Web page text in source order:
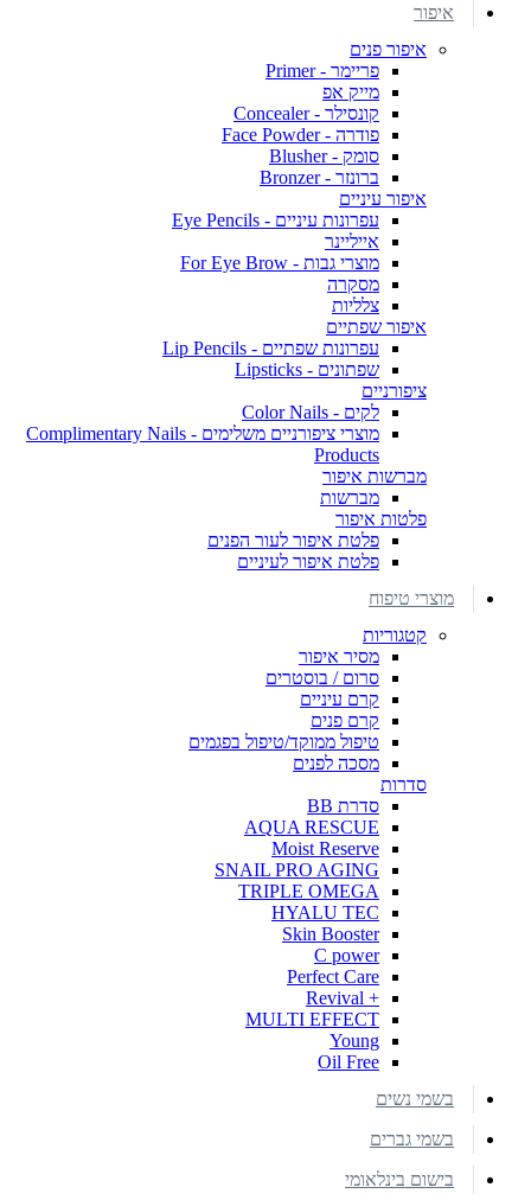
איפור
איפור פנים
פריימר - Primer
מייק אפ
קונסילר - Concealer
פודרה - Face Powder
סומק - Blusher
ברונזר - Bronzer
איפור עיניים
עפרונות עיניים - Eye Pencils
אייליינר
מוצרי גבות - For Eye Brow
מסקרה
צלליות
איפור שפתיים
עפרונות שפתיים - Lip Pencils
שפתונים - Lipsticks
ציפורניים
לקים - Color Nails
מוצרי ציפורניים משלימים - Complimentary Nails
Products
מברשות איפור
מברשות
פלטות איפור
פלטת איפור לעור הפנים
פלטת איפור לעיניים
מוצרי טיפוח
קטגוריות
מסיר איפור
סרום / בוסטרים
קרם עיניים
קרם פנים
טיפול ממוקד/טיפול בפגמים
מסכה לפנים
סדרות
סדרת BB
AQUA RESCUE
Moist Reserve
SNAIL PRO AGING
TRIPLE OMEGA
HYALU TEC
Skin Booster
C power
Perfect Care
+ Revival
MULTI EFFECT
Young
Oil Free
בשמי נשים
בשמי גברים
בישום בינלאומי